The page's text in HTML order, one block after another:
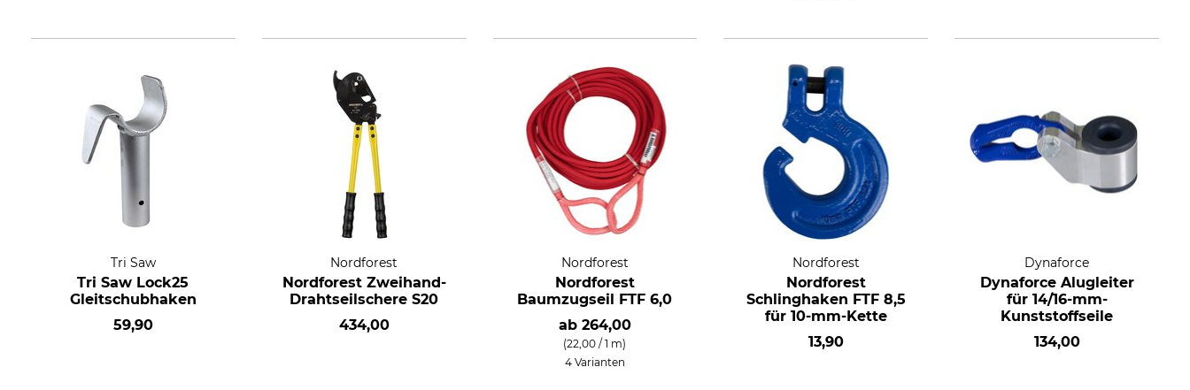
Tri Saw
Tri Saw Lock25
Gleitschubhaken
59,90
Nordforest
Nordforest Zweihand-
Drahtseilschere S20
434,00
Nordforest
Nordforest
Baumzugseil FTF 6,0
ab 264,00
(22,00 / 1 m)
4 Varianten
Nordforest
Nordforest
Schlinghaken FTF 8,5
für 10-mm-Kette
13,90
Dynaforce
Dynaforce Alugleiter
für 14/16-mm-
Kunststoffseile
134,00